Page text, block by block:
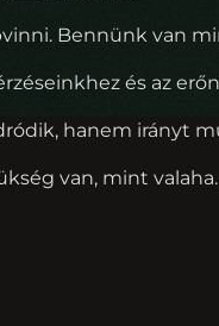
Bennünk van
és az
hanem irányt
van, mint valaha.